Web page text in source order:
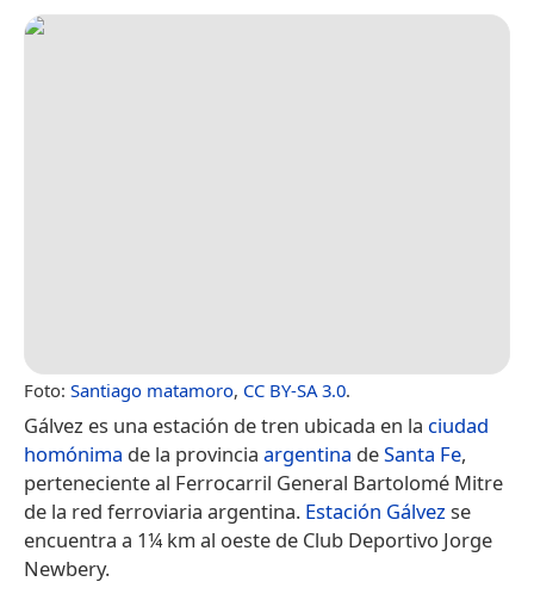
Foto: Santiago matamoro, CC BY-SA 3.0.
Gálvez es una estación de tren ubicada en la ciudad
homónima de la provincia argentina deSanta Fe,
perteneciente al Ferrocarril General Bartolomé Mitre
de la red ferroviaria argentina. Estación Gálvezse
encuentra a 1¼ km al oeste de Club Deportivo Jorge
Newbery.